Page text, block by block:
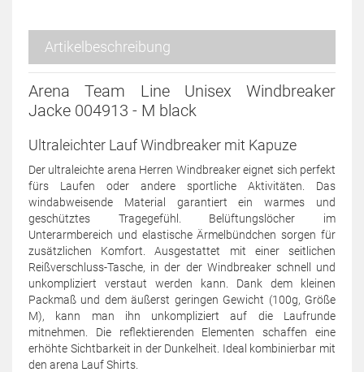
Artikelbeschreibung
Arena Team Line Unisex Windbreaker
Jacke 004913 - M black
Ultraleichter Lauf Windbreaker mit Kapuze
Der ultraleichte arena Herren Windbreaker eignet sich perfekt
fürs Laufen oder andere sportliche Aktivitäten. Das
windabweisende Material garantiert ein warmes und
geschütztes Tragegefühl. Belüftungslöcher im
Unterarmbereich und elastische Ärmelbündchen sorgen für
zusätzlichen Komfort. Ausgestattet mit einer seitlichen
Reißverschluss-Tasche, in der der Windbreaker schnell und
unkompliziert verstaut werden kann. Dank dem kleinen
Packmaß und dem äußerst geringen Gewicht (100g, Größe
M), kann man ihn unkompliziert auf die Laufrunde
mitnehmen. Die reflektierenden Elementen schaffen eine
erhöhte Sichtbarkeit in der Dunkelheit. Ideal kombinierbar mit
den arena Lauf Shirts.